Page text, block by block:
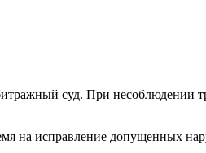
суд. При несоблюдении
на исправление допущенных